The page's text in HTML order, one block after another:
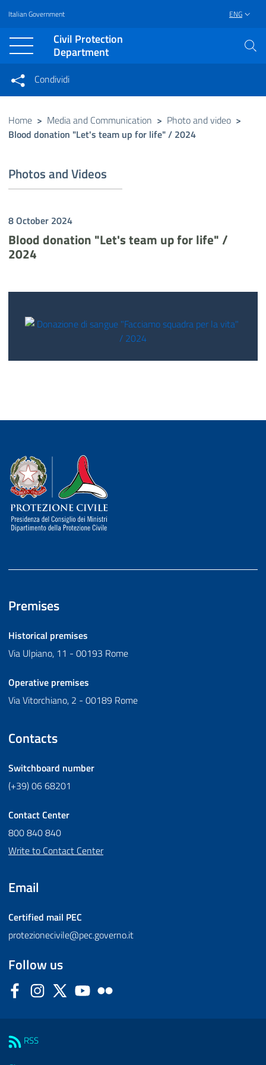
Vai al contenuto principale
Raggiungi il piè di pagina
Italian Government ENG
Civil Protection
Department
Condividi su Facebook
Condividi su Twitter
Condividi su LinkedIn
Condividi
Condividi sui social network
Home > Media and Communication > Photo and video >
Blood donation "Let's team up for life" / 2024
Photos and Videos
8 October 2024
Blood donation "Let's team up for life" /
2024
Dipartimento della Protezione Civile
Premises
Historical premises
Via Ulpiano, 11 - 00193 Rome
Operative premises
Via Vitorchiano, 2 - 00189 Rome
Contacts
Switchboard number
(+39) 06 68201
Contact Center
800 840 840
Write to Contact Center
Email
Certified mail PEC
protezionecivile@pec.governo.it
Follow us
FacebookInstagram
Twitter YouTube
RSS